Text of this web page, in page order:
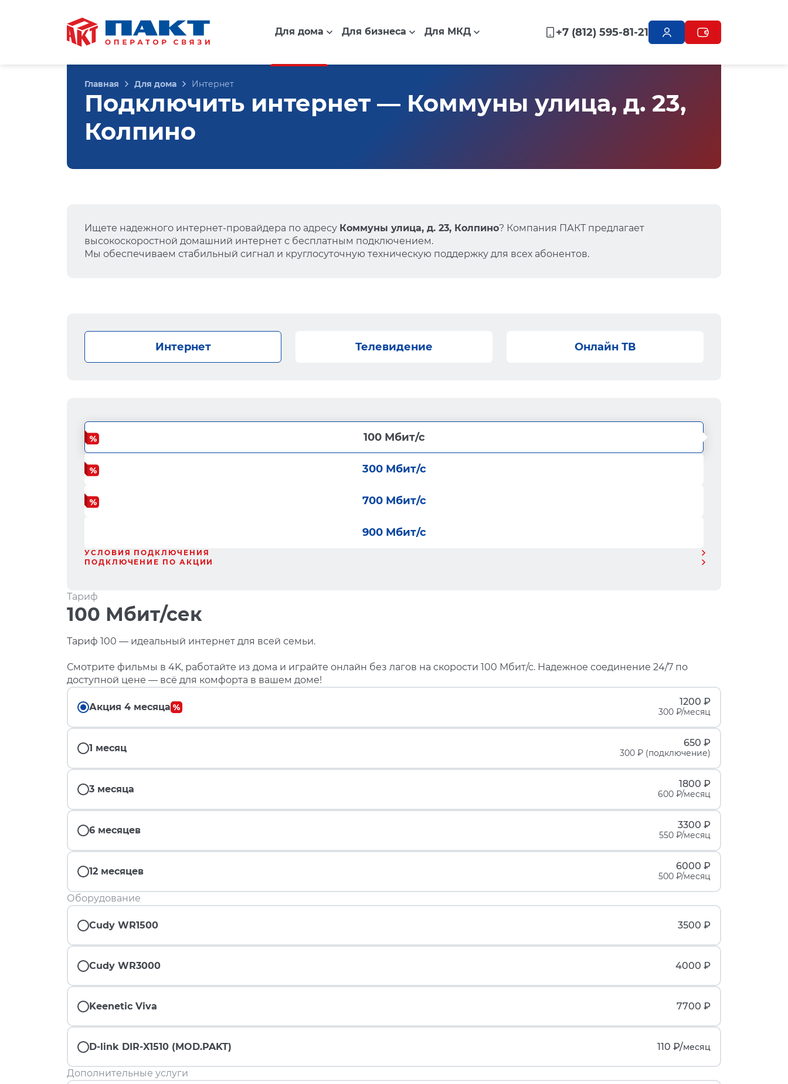
Для дома Для бизнеса Для МКД +7 (812) 595-81-21
Главная Для дома Интернет
Подключить интернет — Коммуны улица, д. 23,
Колпино
Ищете надежного интернет-провайдера по адресу Коммуны улица, д. 23, Колпино? Компания ПАКТ предлагает
высокоскоростной домашний интернет с бесплатным подключением.
Мы обеспечиваем стабильный сигнал и круглосуточную техническую поддержку для всех абонентов.
Интернет Телевидение Онлайн ТВ
100 Мбит/с
300 Мбит/с
700 Мбит/с
900 Мбит/с
УСЛОВИЯ ПОДКЛЮЧЕНИЯ
ПОДКЛЮЧЕНИЕ ПО АКЦИИ
Тариф
100 Мбит/сек
Тариф 100 — идеальный интернет для всей семьи.
Смотрите фильмы в 4K, работайте из дома и играйте онлайн без лагов на скорости 100 Мбит/с. Надежное соединение 24/7 по
доступной цене — всё для комфорта в вашем доме!
Акция 4 месяца 1200 ₽
300 ₽/месяц
1 месяц 650 ₽
300 ₽ (подключение)
3 месяца 1800 ₽
600 ₽/месяц
6 месяцев 3300 ₽
550 ₽/месяц
12 месяцев 6000 ₽
500 ₽/месяц
Оборудование
Cudy WR1500 3500 ₽
Cudy WR3000 4000 ₽
Keenetic Viva 7700 ₽
D-link DIR-X1510 (MOD.PAKT) 110 ₽/месяц
Дополнительные услуги